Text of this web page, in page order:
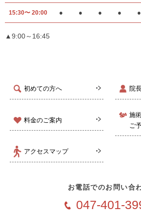
初めての方へ 院
料金のご案内
施
ご
アクセスマップ
15:30〜 20:00 ● ● ● ● ●
▲9:00～16:45
お電話でのお問い合
047-401-